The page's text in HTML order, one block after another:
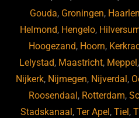
Gouda, Groningen,
Helmond, Hengelo,
Hoogezand, Hoorn,
Lelystad, Maastricht, Meppel ,
Nijkerk, Nijmegen, Nijverdal ,
Roosendaal , Rotterdam,
Stadskanaal ,Ter Apel ,Tiel ,